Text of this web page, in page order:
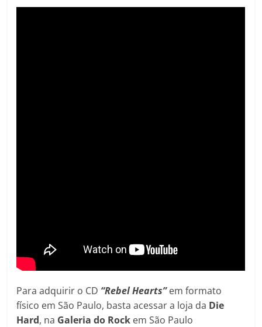
Para adquirir o CD “Rebel Hearts”em formato
físico em São Paulo, basta acessar a loja da Die
Hard, na Galeria do Rock em São Paulo